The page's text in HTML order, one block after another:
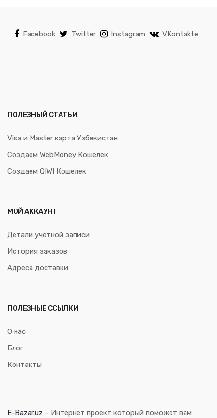
Facebook Twitter Instagram VKontakte
ПОЛЕЗНЫЙ СТАТЬИ
Visa и Master карта Узбекистан
Создаем WebMoney Кошелек
Создаем QIWI Кошелек
МОЙ АККАУНТ
Детали учетной записи
История заказов
Адреса доставки
ПОЛЕЗНЫЕ ССЫЛКИ
О нас
Блог
Контакты
E-Bazar.uz – Интернет проект который поможет вам